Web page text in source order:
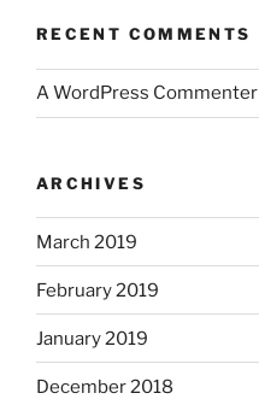
RECENT COMMENTS
A WordPress Commenter
ARCHIVES
March 2019
February 2019
January 2019
December 2018